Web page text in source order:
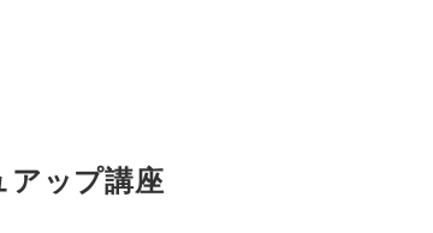
アップ講座